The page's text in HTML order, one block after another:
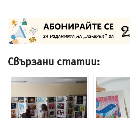
Свързани статии: